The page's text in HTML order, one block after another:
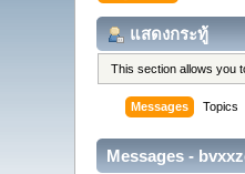
แสดงกระทู้
This section allows you
Messages Topics
Messages -